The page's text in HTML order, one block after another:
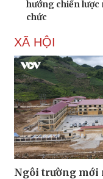
hướng chiến lược
chức
XÃ HỘI
Ngôi trường mới